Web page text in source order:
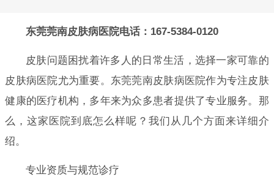
东莞莞南皮肤病医院电话：167-5384-0120
皮肤问题困扰着许多人的日常生活，选择一家可靠的
皮肤病医院尤为重要。东莞莞南皮肤病医院作为专注皮肤
健康的医疗机构，多年来为众多患者提供了专业服务。那
么，这家医院到底怎么样呢？我们从几个方面来详细介
绍。
专业资质与规范诊疗